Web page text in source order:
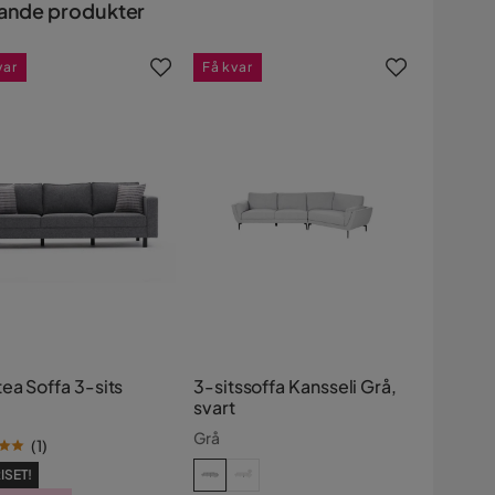
produkter
Soffa 3-sits
(1)
3-sitssoffa Kansseli Grå,
svart
Grå
Få kvar